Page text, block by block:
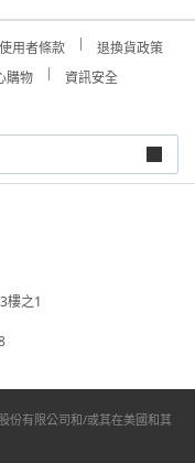
用者條款
退換貨政策
購物
資訊安全
樓之1
份有限公司和/或其在美國和其